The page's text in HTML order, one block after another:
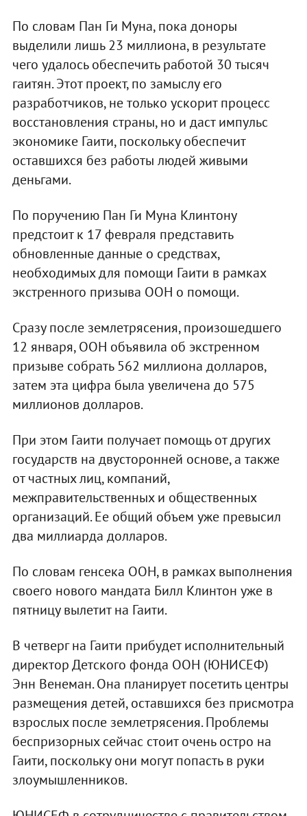
По словам Пан Ги Муна, пока доноры
выделили лишь 23 миллиона, в результате
чего удалось обеспечить работой 30 тысяч
гаитян. Этот проект, по замыслу его
разработчиков, не только ускорит процесс
восстановления страны, но и даст импульс
экономике Гаити, поскольку обеспечит
оставшихся без работы людей живыми
деньгами.
По поручению Пан Ги Муна Клинтону
предстоит к 17 февраля представить
обновленные данные о средствах,
необходимых для помощи Гаити в рамках
экстренного призыва ООН о помощи.
Сразу после землетрясения, произошедшего
12 января, ООН объявила об экстренном
призыве собрать 562 миллиона долларов,
затем эта цифра была увеличена до 575
миллионов долларов.
При этом Гаити получает помощь от других
государств на двусторонней основе, а также
от частных лиц, компаний,
межправительственных и общественных
организаций. Ее общий объем уже превысил
два миллиарда долларов.
По словам генсека ООН, в рамках выполнения
своего нового мандата Билл Клинтон уже в
пятницу вылетит на Гаити.
В четверг на Гаити прибудет исполнительный
директор Детского фонда ООН (ЮНИСЕФ)
Энн Венеман. Она планирует посетить центры
размещения детей, оставшихся без присмотра
взрослых после землетрясения. Проблемы
беспризорных сейчас стоит очень остро на
Гаити, поскольку они могут попасть в руки
злоумышленников.